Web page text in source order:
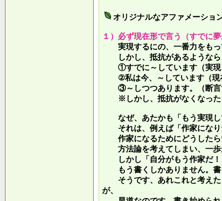
オリジナルなアファメーショ
１）必ず現在形で言う（すでに
実現するにの、一番力をもっ
しかし、抵抗があるような
①すでに～しています（実現
②私は今、～しています（現
③～しつつあります。（断言
※しかし、抵抗がなくなった
なぜ、あたかも「もう実現し
それは、例えば「作家になり
作家になるためにどうしたら
方法論を考えてしまい、一歩
しかし「自分がもう作家だ！
もう書くしかありません。書
そうです、あれこれと考えた
が、